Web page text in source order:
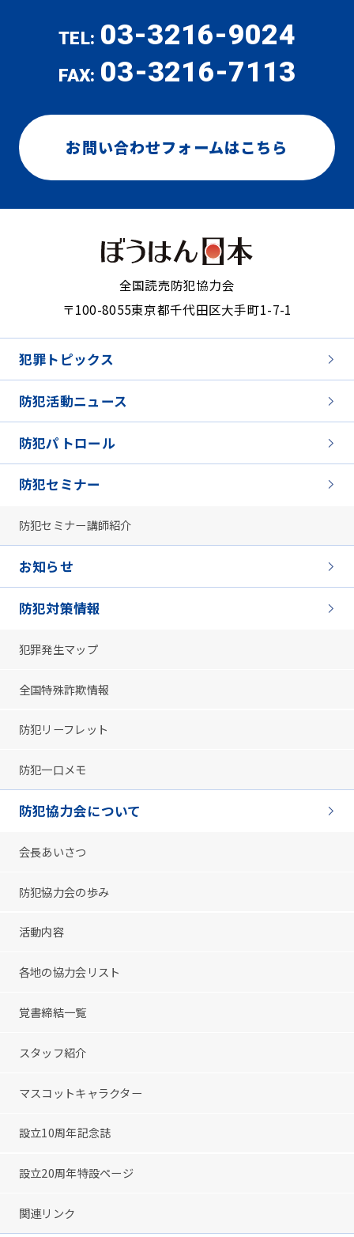
TEL: 03-3216-9024
FAX: 03-3216-7113
お問い合わせフォームはこちら
全国読売防犯協力会
〒100-8055東京都千代田区大手町1-7-1
犯罪トピックス
防犯活動ニュース
防犯パトロール
防犯セミナー
防犯セミナー講師紹介
お知らせ
防犯対策情報
犯罪発生マップ
全国特殊詐欺情報
防犯リーフレット
防犯一口メモ
防犯協力会について
会長あいさつ
防犯協力会の歩み
活動内容
各地の協力会リスト
覚書締結一覧
スタッフ紹介
マスコットキャラクター
設立10周年記念誌
設立20周年特設ページ
関連リンク